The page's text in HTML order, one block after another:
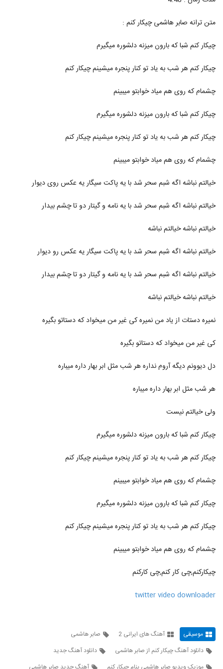
29
30
آهنگ دل کش از حسین توکلی(پاپ)
دانلود آهنگ حسین توکلی یه فکری کن برام
دانلود آهنگ کار دادی دستم از پازل بند
۱,۷۵۰ بازدید
33
۱,۲۳۹ بازدید
دانلود آهنگ جدید و زیبای حسین توکلی با نام
۲,۰۲۵ بازدید
36
۷۶۴ بازدید
37
۹۰۳ بازدید
آهنگ محمدرضا عشریه بنام نامه
آهنگ فرشید ادهمی بنام تسکین
۹۲۰ بازدید
40 سعادت با نام دلم پیشت گیره
41
alireza ghorbani Eshgh Asan
۶۶۶ بازدید
آصف آریا آهنگ چه عجب (رمیکس)
نام کودکانه
44
۱,۱۶۵ بازدید
45
۹۳۷ بازدید
Derayan Toro Mikham
متن ترانه صابر هاشمی چیکار کنم :
چیکار کنم شبا که بارون میزنه دلشوره میگیرم
چیکار کنم هر شب به یاد تو کنار پنجره میشینم چیکار کنم
چشمام که روی هم میاد خوابتو میبینم
چیکار کنم شبا که بارون میزنه دلشوره میگیرم
چیکار کنم هر شب به یاد تو کنار پنجره میشینم چیکار کنم
چشمام که روی هم میاد خوابتو میبینم
خیالتم نباشه اگه شبم سحر شد با یه پاکت سیگار یه عکس روی دیوار
خیالتم نباشه اگه شبم سحر شد با یه نامه و گیتار دو تا چشم بیدار
خیالتم نباشه خیالتم نباشه
خیالتم نباشه اگه شبم سحر شد با یه پاکت سیگار یه عکس رو دیوار
خیالتم نباشه اگه شبم سحر شد با یه نامه و گیتار دو تا چشم بیدار
خیالتم نباشه خیالتم نباشه
نمیره دستات از یاد من نمیره کی غیر من میخواد که دستاتو بگیره
کی غیر من میخواد که دستاتو بگیره
دل دیوونم دیگه آروم نداره هر شب مثل ابر بهار داره میباره
هر شب مثل ابر بهار داره میباره
ولی خیالتم نیست
چیکار کنم شبا که بارون میزنه دلشوره میگیرم
چیکار کنم هر شب به یاد تو کنار پنجره میشینم چیکار کنم
چشمام که روی هم میاد خوابتو میبینم
چیکار کنم شبا که بارون میزنه دلشوره میگیرم
چیکار کنم هر شب به یاد تو کنار پنجره میشینم چیکار کنم
چشمام که روی هم میاد خوابتو میبینم
چیکارکنم,چی کار کنم,چی کارکنم
twitter video downloader
موسیقی آهنگ های ایرانی 2
صابر هاشمی
دانلود آهنگ چیکار کنم از صابر هاشمی
دانلود آهنگ جدید